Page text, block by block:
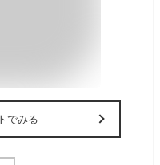
でみる